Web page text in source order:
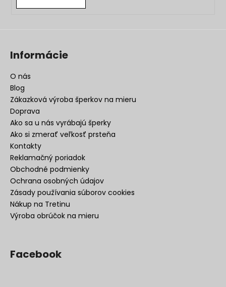
Informácie
O nás
Blog
Zákazková výroba šperkov na mieru
Doprava
Ako sa u nás vyrábajú šperky
Ako si zmerať veľkosť prsteňa
Kontakty
Reklamačný poriadok
Obchodné podmienky
Ochrana osobných údajov
Zásady používania súborov cookies
Nákup na Tretinu
Výroba obrúčok na mieru
Facebook